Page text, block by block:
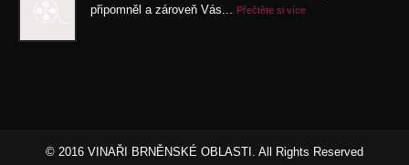
připomněl a zároveň Vás... Přečtěte si více
© 2016 VINAŘI BRNĚNSKÉ OBLASTI. All Rights Reserved